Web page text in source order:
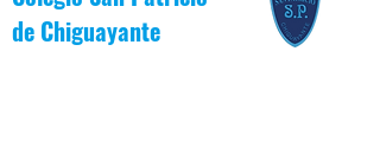
de Chiguayante